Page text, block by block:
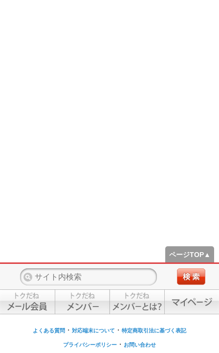
ページTOP▲
よくある質問 ・ 対応端末について ・ 特定商取引法に基づく表記
プライバシーポリシー ・ お問い合わせ